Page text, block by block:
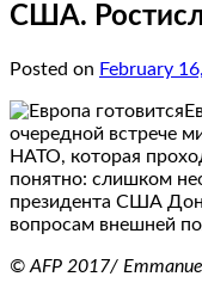
США.
Posted on February
очередной встрече
НАТО, которая
понятно: слишком
президента США
вопросам внешней
© AFP 2017/